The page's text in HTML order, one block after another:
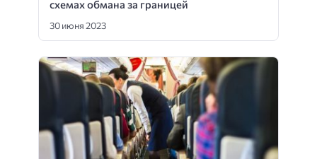
схемах обмана за границей
30 июня 2023